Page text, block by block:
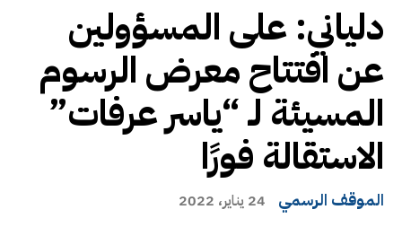
دلياني: على المسؤولين
عن افتتاح معرض الرسوم
المسيئة لـ “ياسر عرفات”
الاستقالة فورًا
الموقف الرسمي 24 يناير، 2022